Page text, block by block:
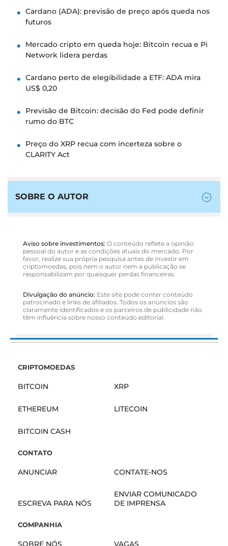
Cardano (ADA): previsão de preço após queda nos
futuros
Mercado cripto em queda hoje: Bitcoin recua e Pi
Network lidera perdas
Cardano perto de elegibilidade a ETF: ADA mira
US$ 0,20
Previsão de Bitcoin: decisão do Fed pode definir
rumo do BTC
Preço do XRP recua com incerteza sobre o
CLARITY Act
SOBRE O AUTOR
Aviso sobre investimentos: O conteúdo reflete a opinião
pessoal do autor e as condições atuais do mercado. Por
favor, realize sua própria pesquisa antes de investir em
criptomoedas, pois nem o autor nem a publicação se
responsabilizam por quaisquer perdas financeiras.
Divulgação do anúncio: Este site pode conter conteúdo
patrocinado e links de afiliados. Todos os anúncios são
claramente identificados e os parceiros de publicidade não
têm influência sobre nosso conteúdo editorial.
CRIPTOMOEDAS
BITCOIN XRP
ETHEREUM LITECOIN
BITCOIN CASH
CONTATO
ANUNCIAR CONTATE-NOS
ESCREVA PARA NÓS
ENVIAR COMUNICADO
DE IMPRENSA
COMPANHIA
SOBRE NÓS VAGAS